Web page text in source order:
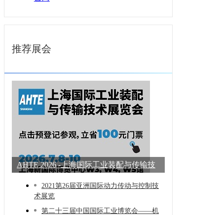
推荐展会
AHTE 2026 -上海国际工业装配与传输技
2021第26届亚洲国际动力传动与控制技
术展览
第二十三届中国国际工业博览会——机